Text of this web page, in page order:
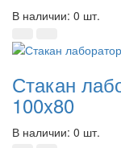
В наличии: 0 шт.
Стакан
100x80
В наличии: 0 шт.